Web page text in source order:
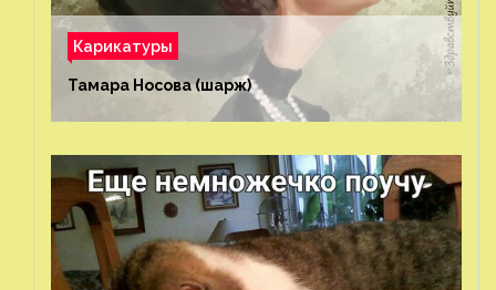
Карикатуры
Тамара Носова (шарж)⁠⁠